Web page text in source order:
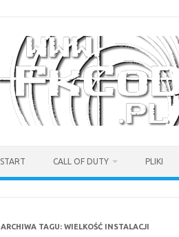
START CALL OF DUTY PLIKI
ARCHIWA TAGU: WIELKOŚĆ INSTALACJI